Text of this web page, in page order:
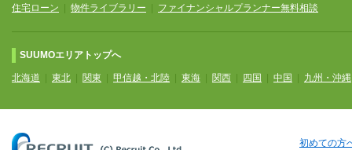
住宅ローン
物件ライブラリー ファイナンシャルプランナー無料相談
SUUMOエリアトップへ
北海道 東北 関東 甲信越・北陸 東海 関西 四国 中国 九州・沖縄
初めての方